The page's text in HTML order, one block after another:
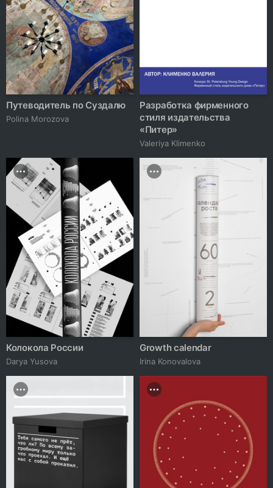
Путеводитель по Суздалю
Polina Morozova
Разработка фирменного
стиля издательства
«Питер»
Valeriya Klimenko
Колокола России
Darya Yusova
Growth calendar
Irina Konovalova